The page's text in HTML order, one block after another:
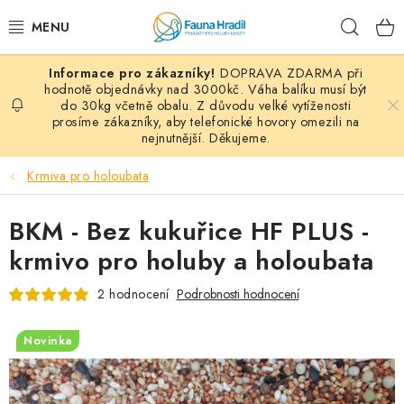
na
PAPOUŠCI A EXOTI
ZRNINY A OBILOVINY
MDM KRMIVA
BLOG
KONTAKT
HOLUBI
DOPRAVA ZDARMA při
hodnotě objednávky nad 3000kč. Váha balíku musí být
do 30kg včetně obalu. Z důvodu velké vytíženosti
prosíme zákazníky, aby telefonické hovory omezili na
nejnutnější. Děkujeme.
Krmiva pro holoubata
BKM - Bez kukuřice HF PLUS -
krmivo pro holuby a holoubata
2 hodnocení Podrobnosti hodnocení
Novinka